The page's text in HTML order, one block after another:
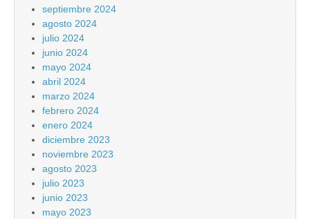
septiembre 2024
agosto 2024
julio 2024
junio 2024
mayo 2024
abril 2024
marzo 2024
febrero 2024
enero 2024
diciembre 2023
noviembre 2023
agosto 2023
julio 2023
junio 2023
mayo 2023